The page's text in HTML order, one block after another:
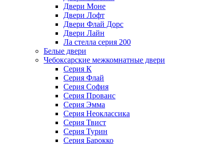
Двери Моне
Двери Лофт
Двери Флай Дорс
Двери Лайн
Ла стелла серия 200
Белые двери
Чебоксарские межкомнатные двери
Серия К
Серия Флай
Серия София
Серия Прованс
Серия Эмма
Серия Неоклассика
Серия Твист
Серия Турин
Серия Барокко